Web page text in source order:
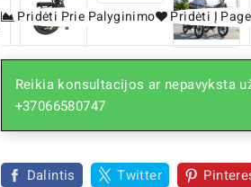
Pridėti Prie Palyginimo Pridėti Į
Reikia konsultacijos ar nepavyksta
+37066580747
Dalintis Twitter